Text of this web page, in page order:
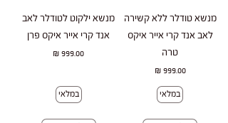
מנשא טודלר ללא קשירה
לאב אנד קרי אייר איקס
טרה
מחיר‏999.00 ‏₪
במלאי
מנשא ילקוט לטודלר לאב
אנד קרי אייר איקס פרן
מחיר
במלאי